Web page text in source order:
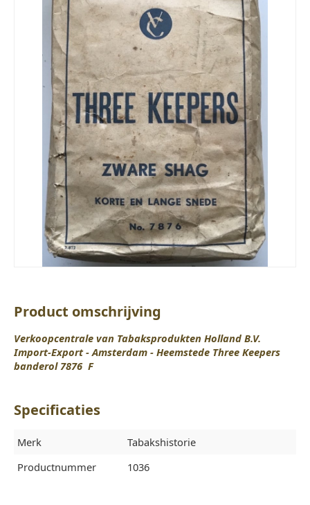
Product omschrijving
Verkoopcentrale van Tabaksprodukten Holland B.V.
Import-Export - Amsterdam - Heemstede Three Keepers
banderol 7876 F
Specificaties
Merk
Tabakshistorie
Productnummer
1036